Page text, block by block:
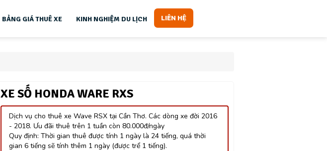
BẢNG GIÁ THUÊ XE KINH NGHIỆM DU LỊCH LIÊN HỆ
XE SỐ HONDA WARE RXS
Dịch vụ cho thuê xe Wave RSX tại Cần Thơ. Các dòng xe đời 2016
- 2018. Ưu đãi thuê trên 1 tuần còn 80.000đ/ngày
Quy định: Thời gian thuê được tính 1 ngày là 24 tiếng, quá thời
gian 6 tiếng sẽ tính thêm 1 ngày (được trể 1 tiếng).